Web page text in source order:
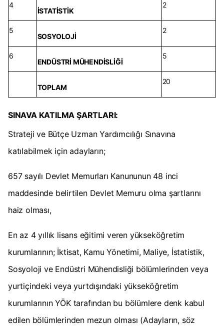
4
İSTATİSTİK
2
5
SOSYOLOJİ
2
6
ENDÜSTRİ MÜHENDİSLİĞİ
5
TOPLAM
20
SINAVA KATILMA ŞARTLARI:
Strateji ve Bütçe Uzman Yardımcılığı Sınavına
katılabilmek için adayların;
657 sayılı Devlet Memurları Kanununun 48 inci
maddesinde belirtilen Devlet Memuru olma şartlarını
haiz olması,
En az 4 yıllık lisans eğitimi veren yükseköğretim
kurumlarının; İktisat, Kamu Yönetimi, Maliye, İstatistik,
Sosyoloji ve Endüstri Mühendisliği bölümlerinden veya
yurtiçindeki veya yurtdışındaki yükseköğretim
kurumlarının YÖK tarafından bu bölümlere denk kabul
edilen bölümlerinden mezun olması (Adayların, söz